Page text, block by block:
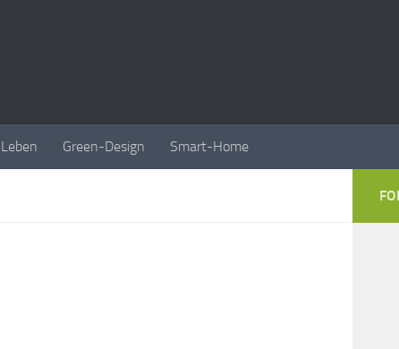
Leben Green-Design Smart-Home